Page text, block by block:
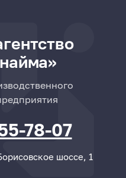
78-07
шоссе, 1